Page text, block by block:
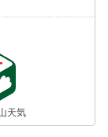
天気